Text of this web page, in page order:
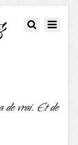
de vrai. Et de